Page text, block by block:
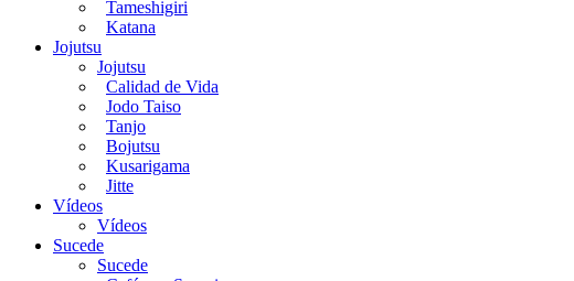
Tameshigiri
Katana
Jojutsu
Jojutsu
Calidad de Vida
Jodo Taiso
Tanjo
Bojutsu
Kusarigama
Jitte
Vídeos
Vídeos
Sucede
Sucede